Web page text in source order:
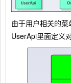
由于用户相关的
UserApi里面定义